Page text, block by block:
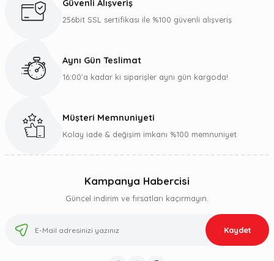
Güvenli Alışveriş
256bit SSL sertifikası ile %100 güvenli alışveriş
Aynı Gün Teslimat
16:00’a kadar ki siparişler aynı gün kargoda!
Müşteri Memnuniyeti
Kolay iade & değişim imkanı %100 memnuniyet
Kampanya Habercisi
Güncel indirim ve fırsatları kaçırmayın.
Kaydet